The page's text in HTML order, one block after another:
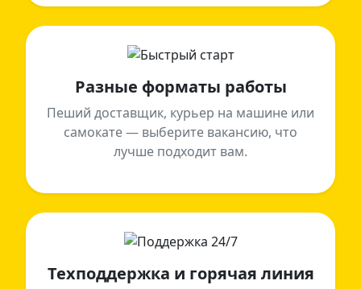
Разные форматы работы
Пеший доставщик, курьер на машине или
самокате — выберите вакансию, что
лучше подходит вам.
Техподдержка и горячая линия